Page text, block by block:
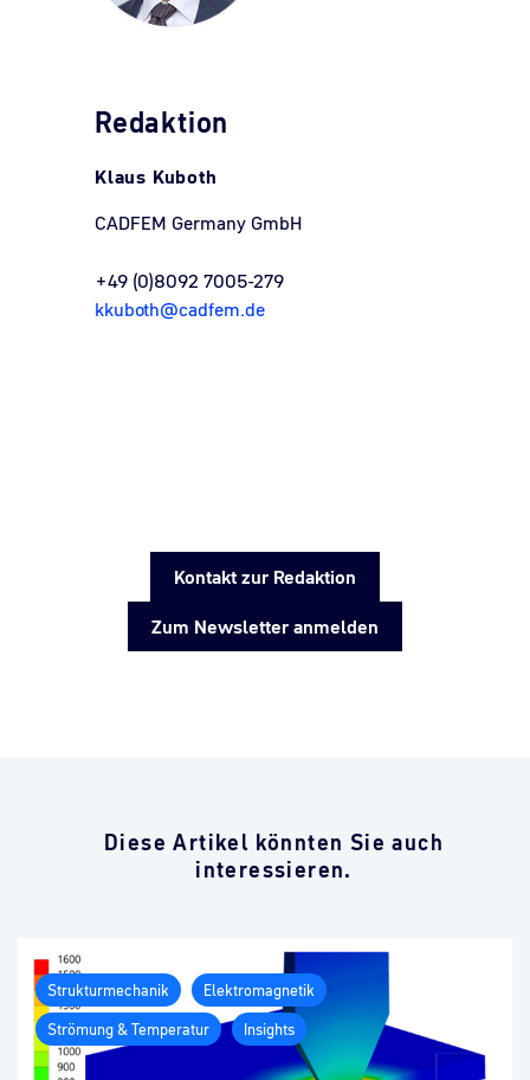
Redaktion
Klaus Kuboth
CADFEM Germany GmbH
+49 (0)8092 7005-279
kkuboth@cadfem.de
Kontakt zur Redaktion
Zum Newsletter anmelden
Diese Artikel könnten Sie auch
interessieren.
Strukturmechanik
Elektromagnetik
Strömung & Temperatur
Insights